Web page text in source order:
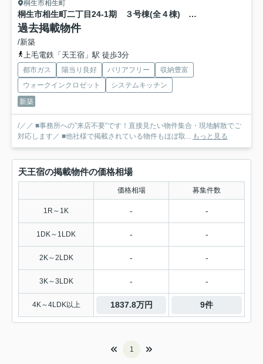
桐生市相生町
桐生市相生町二丁目24-1期 ３号棟(全４棟) リナージュ 新築建売分譲
過去掲載物件
/新築
上毛電鉄「天王宿」駅 徒歩3分
都市ガス 陽当り良好 バリアフリー
収納豊富
ウォークインクロゼット
システムキッチン
新築
/／／ ■事務所への”来店不要”です！直接見たい物件集合・現地解散でご
対応します／ ■他社様で掲載されている物件もほぼ取... もっと見る
天王宿の掲載物件の価格相場
価格相場 募集件数
1R～1K - -
1DK～1LDK - -
2K～2LDK - -
3K～3LDK - -
4K～4LDK以上 1837.8万円 9件
1